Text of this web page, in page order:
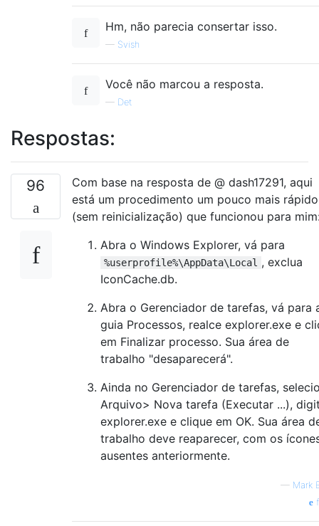
Hm, não parecia consertar isso.
— Svish
Você não marcou a resposta.
— Det
Respostas:
96
Com base na resposta de @ dash17291, aqui
está um procedimento um pouco mais rápido
(sem reinicialização) que funcionou para
Abra o Windows Explorer, vá para
%userprofile%\AppData\Local , exclua
IconCache.db.
Abra o Gerenciador de tarefas, vá para
guia Processos, realce explorer.exe e
em Finalizar processo. Sua área de
trabalho "desaparecerá".
Ainda no Gerenciador de tarefas,
Arquivo> Nova tarefa (Executar ...),
explorer.exe e clique em OK. Sua área
trabalho deve reaparecer, com os
ausentes anteriormente.
— Mark